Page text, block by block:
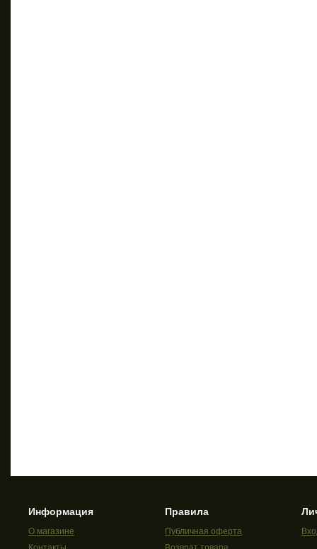
Информация
О магазине
Правила
Публичная оферта